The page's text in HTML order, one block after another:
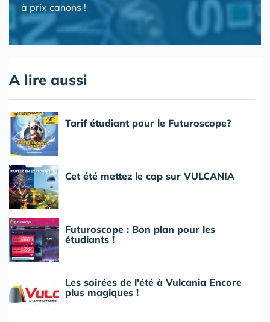
à prix canons !
A lire aussi
Tarif étudiant pour le Futuroscope?
Cet été mettez le cap sur VULCANIA
Futuroscope : Bon plan pour les
étudiants !
Les soirées de l'été à Vulcania Encore
plus magiques !